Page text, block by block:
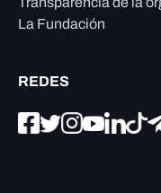
La Fundación
REDES